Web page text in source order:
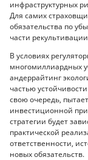
инфраструктурных
Для самих
обязательства по
части
В условиях
многомиллиардных
андеррайтинг
частью
свою очередь,
инвестиционной
стратегии будет
практической
ответственности,
новых обязательств.